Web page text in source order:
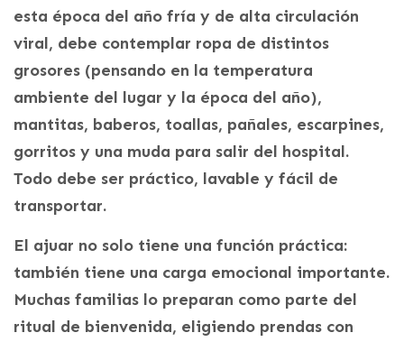
esta época del año fría y de alta circulación
viral, debe contemplar ropa de distintos
grosores (pensando en la temperatura
ambiente del lugar y la época del año),
mantitas, baberos, toallas, pañales, escarpines,
gorritos y una muda para salir del hospital.
Todo debe ser práctico, lavable y fácil de
transportar.
El ajuar no solo tiene una función práctica:
también tiene una carga emocional importante.
Muchas familias lo preparan como parte del
ritual de bienvenida, eligiendo prendas con